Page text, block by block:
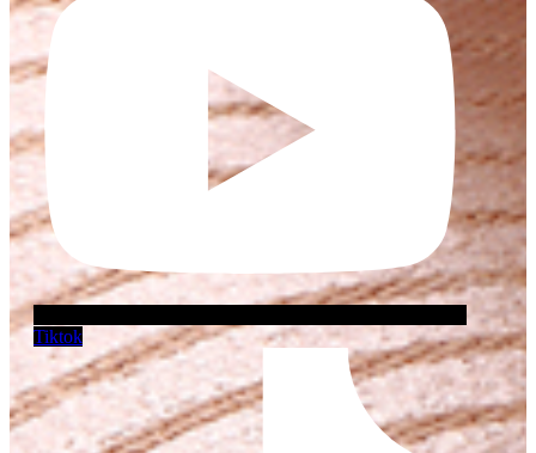
Tiktok